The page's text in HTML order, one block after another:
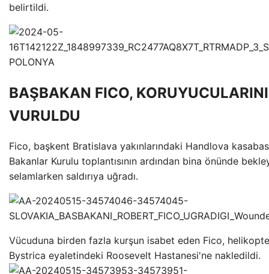
belirtildi.
BAŞBAKAN FICO,
VURULDU
Fico, başkent Bratislava yakınlarındaki Handlova
Bakanlar Kurulu toplantısının ardından bina önünde
selamlarken saldırıya uğradı.
Vücuduna birden fazla kurşun isabet eden Fico,
Bystrica eyaletindeki Roosevelt Hastanesi'ne nakledildi.